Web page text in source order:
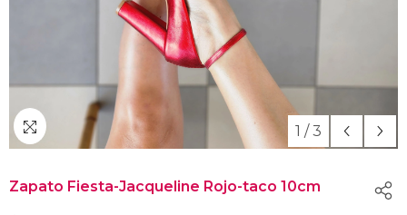
1 / 3
Zapato Fiesta-Jacqueline Rojo-taco 10cm